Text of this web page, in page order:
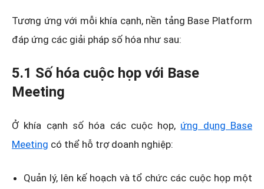
Tương ứng với mỗi khía cạnh, nền tảng Base Platform
đáp ứng các giải pháp số hóa như sau:
5.1 Số hóa cuộc họp với Base
Meeting
Ở khía cạnh số hóa các cuộc họp, ứng dụng Base
Meeting có thể hỗ trợ doanh nghiệp:
Quản lý, lên kế hoạch và tổ chức các cuộc họp một